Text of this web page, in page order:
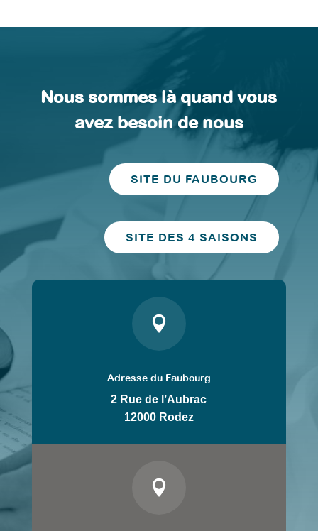
Nous sommes là quand vous
avez besoin de nous
SITE DU FAUBOURG
SITE DES 4 SAISONS

Adresse du Faubourg
2 Rue de l’Aubrac
12000 Rodez
